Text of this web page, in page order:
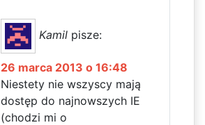
Kamil pisze:
26 marca 2013 o 16:48
Niestety nie wszyscy mają
dostęp do najnowszych IE
(chodzi mi o